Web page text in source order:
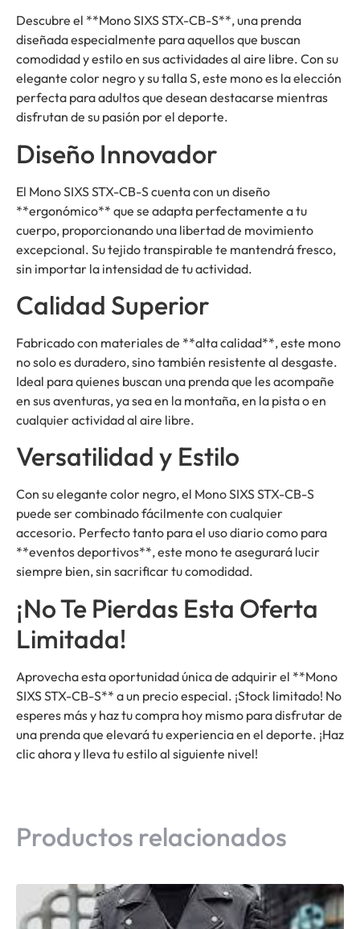
Descubre el **Mono SIXS STX-CB-S**, una prenda
diseñada especialmente para aquellos que buscan
comodidad y estilo en sus actividades al aire libre. Con su
elegante color negro y su talla S, este mono es la elección
perfecta para adultos que desean destacarse mientras
disfrutan de su pasión por el deporte.
Diseño Innovador
El Mono SIXS STX-CB-S cuenta con un diseño
**ergonómico** que se adapta perfectamente a tu
cuerpo, proporcionando una libertad de movimiento
excepcional. Su tejido transpirable te mantendrá fresco,
sin importar la intensidad de tu actividad.
Calidad Superior
Fabricado con materiales de **alta calidad**, este mono
no solo es duradero, sino también resistente al desgaste.
Ideal para quienes buscan una prenda que les acompañe
en sus aventuras, ya sea en la montaña, en la pista o en
cualquier actividad al aire libre.
Versatilidad y Estilo
Con su elegante color negro, el Mono SIXS STX-CB-S
puede ser combinado fácilmente con cualquier
accesorio. Perfecto tanto para el uso diario como para
**eventos deportivos**, este mono te asegurará lucir
siempre bien, sin sacrificar tu comodidad.
¡No Te Pierdas Esta Oferta
Limitada!
Aprovecha esta oportunidad única de adquirir el **Mono
SIXS STX-CB-S** a un precio especial. ¡Stock limitado! No
esperes más y haz tu compra hoy mismo para disfrutar de
una prenda que elevará tu experiencia en el deporte. ¡Haz
clic ahora y lleva tu estilo al siguiente nivel!
Productos relacionados